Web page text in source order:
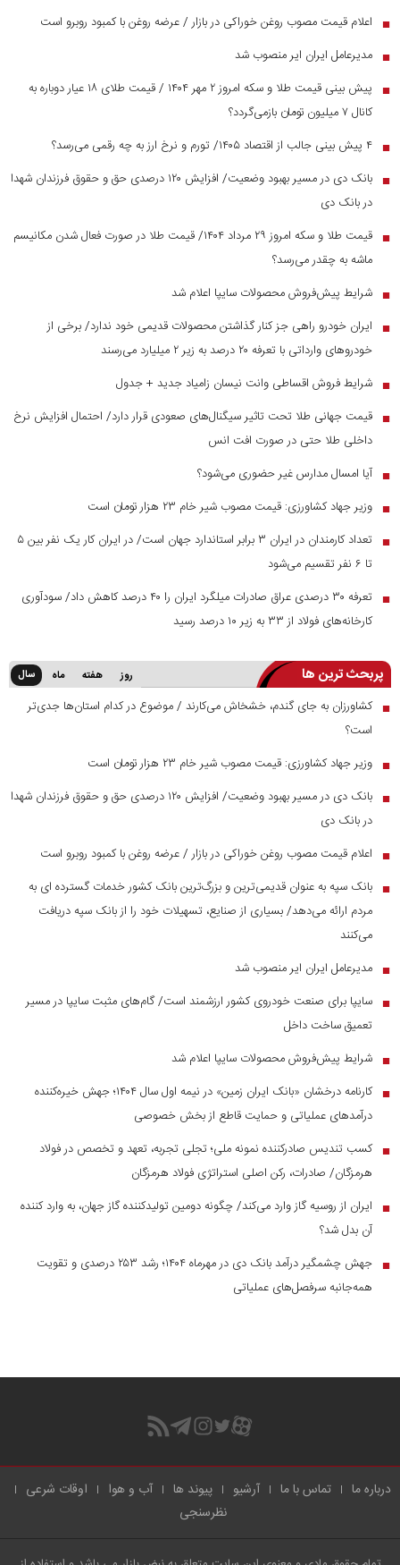
■ اعلام قیمت مصوب روغن خوراکی در بازار / عرضه روغن با کمبود روبرو است
■ مدیرعامل ایران ایر منصوب شد
■
پیش بینی قیمت طلا و سکه امروز ۲ مهر ۱۴۰۴ / قیمت طلای ۱۸ عیار دوباره به
کانال ۷ میلیون تومان بازمی‌گردد؟
■ ۴ پیش بینی جالب از اقتصاد ۱۴۰۵/ تورم و نرخ ارز به چه رقمی می‌رسد؟
■
بانک دی در مسیر بهبود وضعیت/ افزایش ۱۲۰ درصدی حق و حقوق فرزندان شهدا
در بانک دی
■
قیمت طلا و سکه امروز ۲۹ مرداد ۱۴۰۴/ قیمت طلا در صورت فعال شدن مکانیسم
ماشه به چقدر می‌رسد؟
■ شرایط پیش‌فروش محصولات سایپا اعلام شد
■
ایران خودرو راهی جز کنار گذاشتن محصولات قدیمی خود ندارد/ برخی از
خودرو‌های وارداتی با تعرفه ۲۰ درصد به زیر ۲ میلیارد می‌رسند
■ شرایط فروش اقساطی وانت نیسان زامیاد جدید + جدول
■ قیمت جهانی طلا تحت تاثیر سیگنال‌های صعودی قرار دارد/ احتمال افزایش نرخ
داخلی طلا حتی در صورت افت انس
■ آیا امسال مدارس غیر حضوری می‌شود؟
■ وزیر جهاد کشاورزی: قیمت مصوب شیر خام ۲۳ هزار تومان است
■
تعداد کارمندان در ایران ۳ برابر استاندارد جهان است/ در ایران کار یک نفر بین ۵
تا ۶ نفر تقسیم می‌شود
■
تعرفه ۳۰ درصدی عراق صادرات میلگرد ایران را ۴۰ درصد کاهش داد/ سودآوری
کارخانه‌های فولاد از ۳۳ به زیر ۱۰ درصد رسید
پربحث ترین ها روز هفته ماه سال
■ کشاورزان به جای گندم، خشخاش می‌کارند / موضوع در کدام استان‌ها جدی‌تر
است؟
■ وزیر جهاد کشاورزی: قیمت مصوب شیر خام ۲۳ هزار تومان است
■
بانک دی در مسیر بهبود وضعیت/ افزایش ۱۲۰ درصدی حق و حقوق فرزندان شهدا
در بانک دی
■ اعلام قیمت مصوب روغن خوراکی در بازار / عرضه روغن با کمبود روبرو است
■ بانک سپه به عنوان قدیمی‌ترین و بزرگ‌ترین بانک کشور خدمات گسترده ای به
مردم ارائه می‌دهد/ بسیاری از صنایع، تسهیلات خود را از بانک سپه دریافت
می‌کنند
■ مدیرعامل ایران ایر منصوب شد
■ سایپا برای صنعت خودروی کشور ارزشمند است/ گام‌های مثبت سایپا در مسیر
تعمیق ساخت داخل
■ شرایط پیش‌فروش محصولات سایپا اعلام شد
■
کارنامه درخشان «بانک ایران زمین» در نیمه اول سال ۱۴۰۴؛ جهش خیره‌کننده
درآمد‌های عملیاتی و حمایت قاطع از بخش خصوصی
■ کسب تندیس صادرکننده نمونه ملی؛ تجلی تجربه، تعهد و تخصص در فولاد
هرمزگان/ صادرات، رکن اصلی استراتژی فولاد هرمزگان
■
ایران از روسیه گاز وارد می‌کند/ چگونه دومین تولیدکننده گاز جهان، به وارد کننده
آن بدل شد؟
■
جهش چشمگیر درآمد بانک دی در مهرماه ۱۴۰۴؛ رشد ۲۵۳ درصدی و تقویت
همه‌جانبه سرفصل‌های عملیاتی
درباره ما تماس با ما آرشیو پیوند ها آب و هوا
اوقات شرعی
نظرسنجی